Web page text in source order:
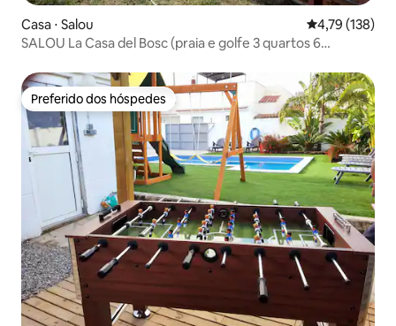
Casa ⋅ Salou 4,79 de uma
4,79 (138)
SALOU La Casa del Bosc (praia e golfe 3 quartos 6
Preferido dos hóspedes
Preferido dos hóspedes